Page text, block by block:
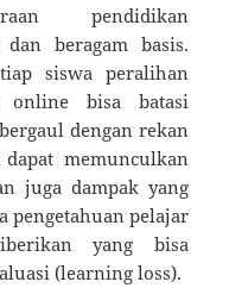
pendidikan
beragam basis.
siswa peralihan
online bisa batasi
dengan rekan
memunculkan
juga dampak yang
pengetahuan pelajar
yang bisa
(learning loss).